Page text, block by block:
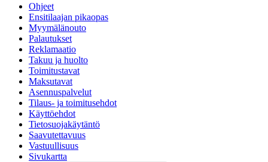
Ohjeet
Ensitilaajan pikaopas
Myymälänouto
Palautukset
Reklamaatio
Takuu ja huolto
Toimitustavat
Maksutavat
Asennuspalvelut
Tilaus- ja toimitusehdot
Käyttöehdot
Tietosuojakäytäntö
Saavutettavuus
Vastuullisuus
Sivukartta